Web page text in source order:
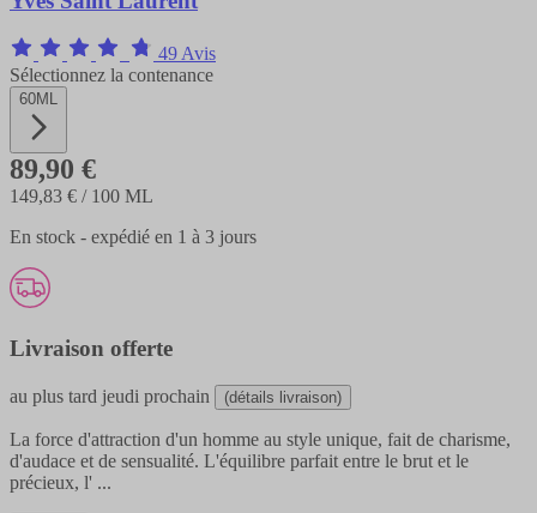
49 Avis
Sélectionnez la contenance
60ML
89,90 €
149,83 € / 100 ML
En stock - expédié en 1 à 3 jours
Livraison offerte
au plus tard jeudi prochain (détails livraison)
La force d'attraction d'un homme au style unique, fait de charisme,
d'audace et de sensualité. L'équilibre parfait entre le brut et le
précieux, l' ...